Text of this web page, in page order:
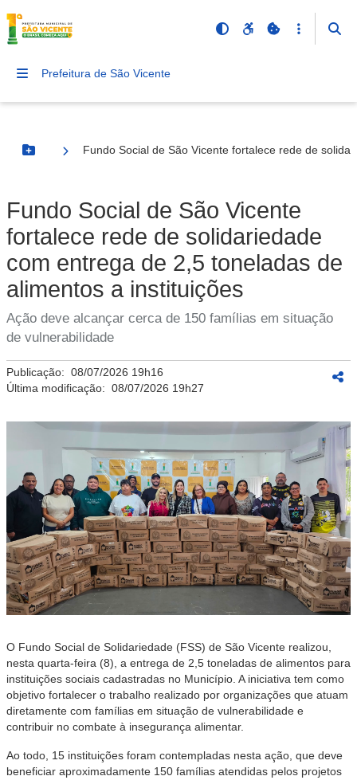
Prefeitura de São Vicente
Botão Menu
Fundo Social de São Vicente fortalece rede de
Fundo Social de São Vicente
fortalece rede de solidariedade
com entrega de 2,5 toneladas de
alimentos a instituições
Ação deve alcançar cerca de 150 famílias em situação
de vulnerabilidade
Publicação: 08/07/2026 19h16
Última modificação: 08/07/2026 19h27
O Fundo Social de Solidariedade (FSS) de São Vicente realizou,
nesta quarta-feira (8), a entrega de 2,5 toneladas de alimentos para
instituições sociais cadastradas no Município. A iniciativa tem como
objetivo fortalecer o trabalho realizado por organizações que atuam
diretamente com famílias em situação de vulnerabilidade e
contribuir no combate à insegurança alimentar.
Ao todo, 15 instituições foram contempladas nesta ação, que deve
beneficiar aproximadamente 150 famílias atendidas pelos projetos